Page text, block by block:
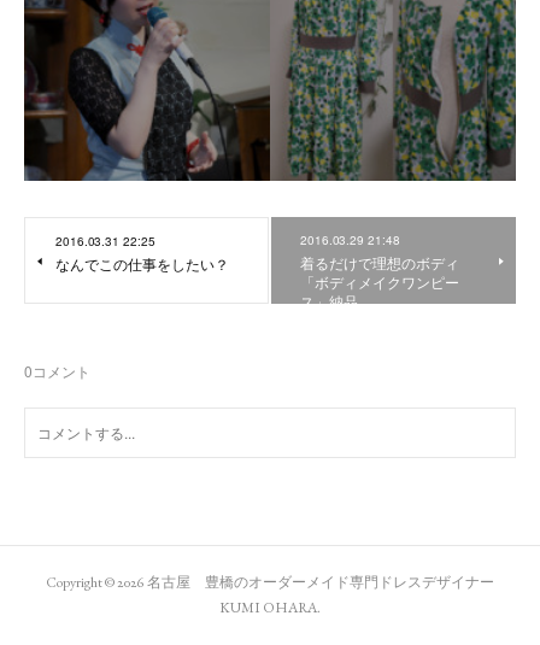
2016.03.31 22:25
なんでこの仕事をしたい？
2016.03.29 21:48
着るだけで理想のボディ
「ボディメイクワンピー
ス」納品
0コメント
Copyright ©2026名古屋 豊橋のオーダーメイド専門ドレスデザイナー
KUMI OHARA.